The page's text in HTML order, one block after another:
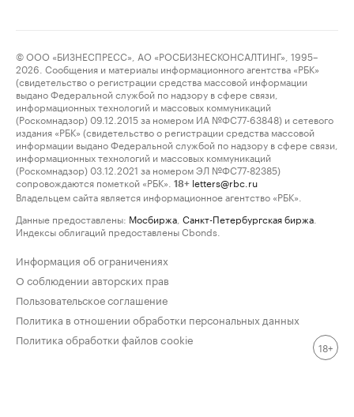
© ООО «БИЗНЕСПРЕСС», АО «РОСБИЗНЕСКОНСАЛТИНГ», 1995–
2026. Сообщения и материалы информационного агентства «РБК»
(свидетельство о регистрации средства массовой информации
выдано Федеральной службой по надзору в сфере связи,
информационных технологий и массовых коммуникаций
(Роскомнадзор) 09.12.2015 за номером ИА №ФС77-63848) и сетевого
издания «РБК» (свидетельство о регистрации средства массовой
информации выдано Федеральной службой по надзору в сфере связи,
информационных технологий и массовых коммуникаций
(Роскомнадзор) 03.12.2021 за номером ЭЛ №ФС77-82385)
сопровождаются пометкой «РБК».
18+ letters@rbc.ru
Владельцем сайта является информационное агентство «РБК».
Данные предоставлены: Мосбиржа Санкт-Петербургская биржа
Индексы облигаций предоставлены Cbonds.
Информация об ограничениях
О соблюдении авторских прав
Пользовательское соглашение
Политика в отношении обработки персональных данных
Политика обработки файлов cookie
18+